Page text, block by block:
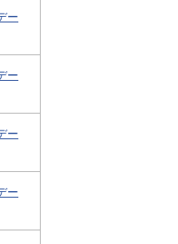
ー
ー
ー
ー